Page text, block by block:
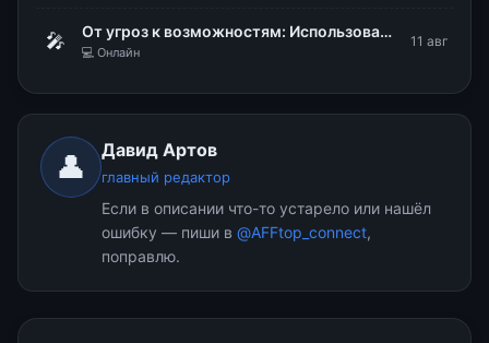
🎤 От угроз к возможностям: Использование DLP для стратегического управления рисками
💻 Онлайн
11 авг
👤 Давид Артов
главный редактор
Если в описании что-то устарело или нашёл
ошибку — пиши в @AFFtop_connect,
поправлю.